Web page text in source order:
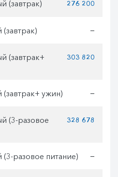
(завтрак) 276 200
—
(завтрак+
303 820
ужин) —
(3-разовое
328 678
разовое питание) —